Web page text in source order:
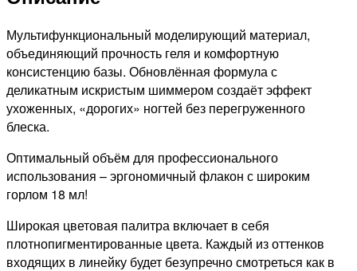
мл
флакон
Мультифункциональный моделирующий материал,
объединяющий прочность геля и комфортную
консистенцию базы. Обновлённая формула с
деликатным искристым шиммером создаёт эффект
ухоженных, «дорогих» ногтей без перегруженного
блеска.
Оптимальный объём для профессионального
использования – эргономичный флакон с широким
горлом 18 мл!
Широкая цветовая палитра включает в себя
плотнопигментированные цвета. Каждый из оттенков
входящих в линейку будет безупречно смотреться как в